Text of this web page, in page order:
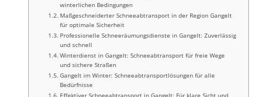
winterlichen Bedingungen
Maßgeschneiderter Schneeabtransport in der Region Gangelt
für optimale Sicherheit
Professionelle Schneeräumungsdienste in Gangelt: Zuverlässig
und schnell
Winterdienst in Gangelt: Schneeabtransport für freie Wege
und sichere Straßen
Gangelt im Winter: Schneeabtransportlösungen für alle
Bedürfnisse
Effektiver Schneeabtransport in Gangelt: Für klare Sicht und